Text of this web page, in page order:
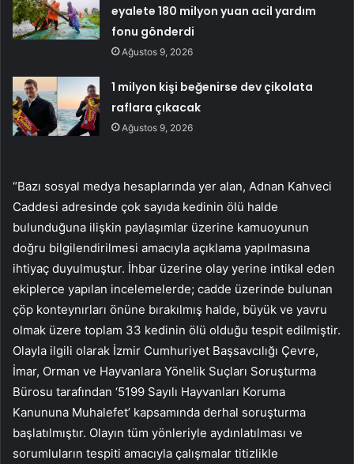
eyalete 180 milyon yuan acil yardım
fonu gönderdi
Ağustos 9, 2026
1 milyon kişi beğenirse dev çikolata
raflara çıkacak
Ağustos 9, 2026
“Bazı sosyal medya hesaplarında yer alan, Adnan Kahveci
Caddesi adresinde çok sayıda kedinin ölü halde
bulunduğuna ilişkin paylaşımlar üzerine kamuoyunun
doğru bilgilendirilmesi amacıyla açıklama yapılmasına
ihtiyaç duyulmuştur. İhbar üzerine olay yerine intikal eden
ekiplerce yapılan incelemelerde; cadde üzerinde bulunan
çöp konteynırları önüne bırakılmış halde, büyük ve yavru
olmak üzere toplam 33 kedinin ölü olduğu tespit edilmiştir.
Olayla ilgili olarak İzmir Cumhuriyet Başsavcılığı Çevre,
İmar, Orman ve Hayvanlara Yönelik Suçları Soruşturma
Bürosu tarafından ‘5199 Sayılı Hayvanları Koruma
Kanununa Muhalefet’ kapsamında derhal soruşturma
başlatılmıştır. Olayın tüm yönleriyle aydınlatılması ve
sorumluların tespiti amacıyla çalışmalar titizlikle